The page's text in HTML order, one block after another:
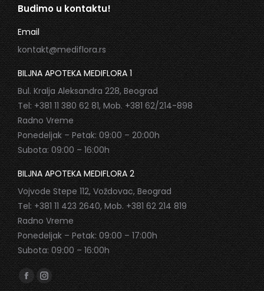
Budimo u kontaktu!
Email
kontakt@mediflora.rs
BILJNA APOTEKA MEDIFLORA 1
Bul. Kralja Aleksandra 228, Beograd
Tel: +381 11 380 62 81, Mob. +381 62/214-898
Radno Vreme
Ponedeljak – Petak: 09:00 – 20:00h
Subota: 09:00 – 16:00h
BILJNA APOTEKA MEDIFLORA 2
Vojvode Stepe 112, Voždovac, Beograd
Tel: +381 11 423 2640, Mob. +381 62 214 819
Radno Vreme
Ponedeljak – Petak: 09:00 – 17:00h
Subota: 09:00 – 16:00h
Find us on:
Facebook
Instagram